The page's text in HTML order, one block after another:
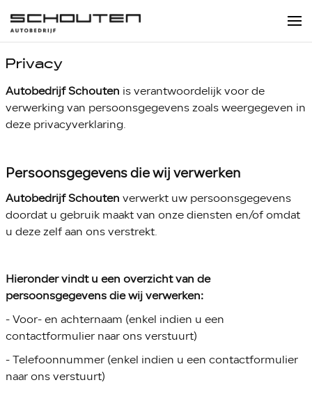
Privacy
Autobedrijf Schouten is verantwoordelijk voor de
verwerking van persoonsgegevens zoals weergegeven in
deze privacyverklaring.
Persoonsgegevens die wij verwerken
Autobedrijf Schouten verwerkt uw persoonsgegevens
doordat u gebruik maakt van onze diensten en/of omdat
u deze zelf aan ons verstrekt.
Hieronder vindt u een overzicht van de
persoonsgegevens die wij verwerken:
- Voor- en achternaam (enkel indien u een
contactformulier naar ons verstuurt)
- Telefoonnummer (enkel indien u een contactformulier
naar ons verstuurt)